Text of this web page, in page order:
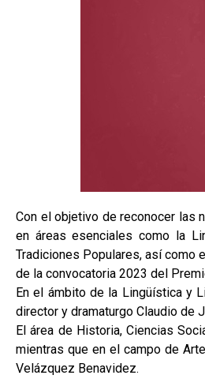
Con el objetivo de reconocer las
en áreas esenciales como la
Tradiciones Populares, así como
de la convocatoria 2023 del
En el ámbito de la Lingüística y
director y dramaturgo Claudio de
El área de Historia, Ciencias
mientras que en el campo de
Velázquez Benavidez.